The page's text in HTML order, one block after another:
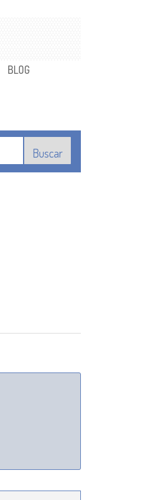
BLOG
Buscar